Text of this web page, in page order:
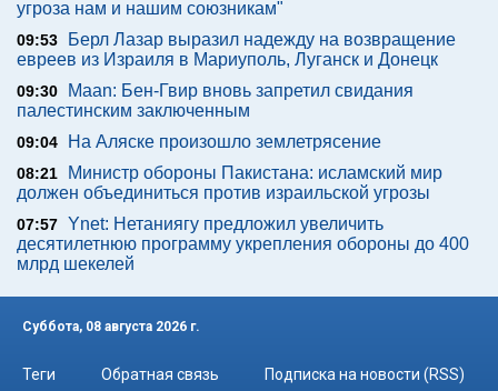
угроза нам и нашим союзникам"
09:53
Берл Лазар выразил надежду на возвращение
евреев из Израиля в Мариуполь, Луганск и Донецк
09:30
Maan: Бен-Гвир вновь запретил свидания
палестинским заключенным
09:04 На Аляске произошло землетрясение
08:21
Министр обороны Пакистана: исламский мир
должен объединиться против израильской угрозы
07:57 Ynet: Нетаниягу предложил увеличить
десятилетнюю программу укрепления обороны до 400
млрд шекелей
Суббота, 08 августа 2026 г.
Теги Обратная связь Подписка на новости (RSS)